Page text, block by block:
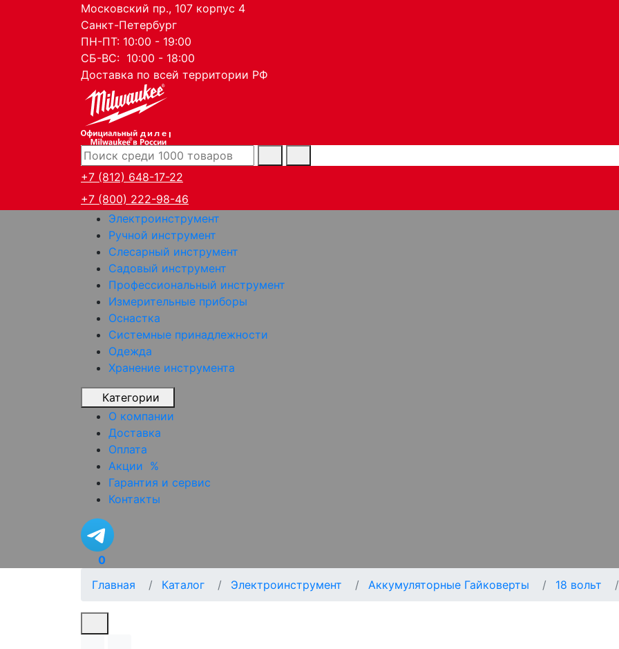
Московский пр., 107 корпус 4
Санкт-Петербург
ПН-ПТ: 10:00 - 19:00
СБ-ВС: 10:00 - 18:00
Доставка по всей территории РФ
дилер
+7 (812) 648-17-22
+7 (800) 222-98-46
Электроинструмент
Ручной инструмент
Слесарный инструмент
Садовый инструмент
Профессиональный инструмент
Измерительные приборы
Оснастка
Системные принадлежности
Одежда
Хранение инструмента
Категории
О компании
Доставка
Оплата
Акции %
Гарантия и сервис
Контакты
0
Главная
Каталог Электроинструмент Аккумуляторные Гайковерты 18 вольт